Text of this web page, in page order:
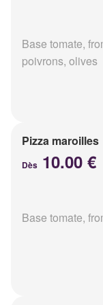
Base tomate,
poivrons, olives
Pizza maroilles
Dès 10.00 €
Base tomate,